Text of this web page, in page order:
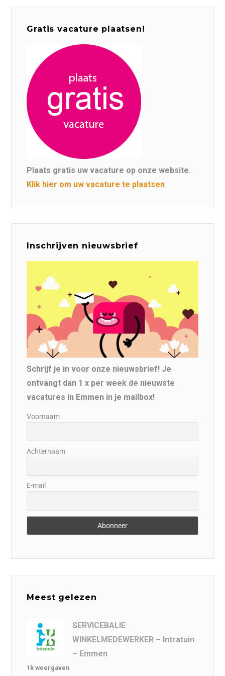
Gratis vacature plaatsen!
Plaats gratis uw vacature op onze website.
Klik hier om uw vacature te plaatsen
Inschrijven nieuwsbrief
Schrijf je in voor onze nieuwsbrief! Je
ontvangt dan 1 x per week de nieuwste
vacatures in Emmen in je mailbox!
Voornaam
Achternaam
E-mail
Meest gelezen
SERVICEBALIE
WINKELMEDEWERKER – Intratuin
– Emmen
1k weergaven